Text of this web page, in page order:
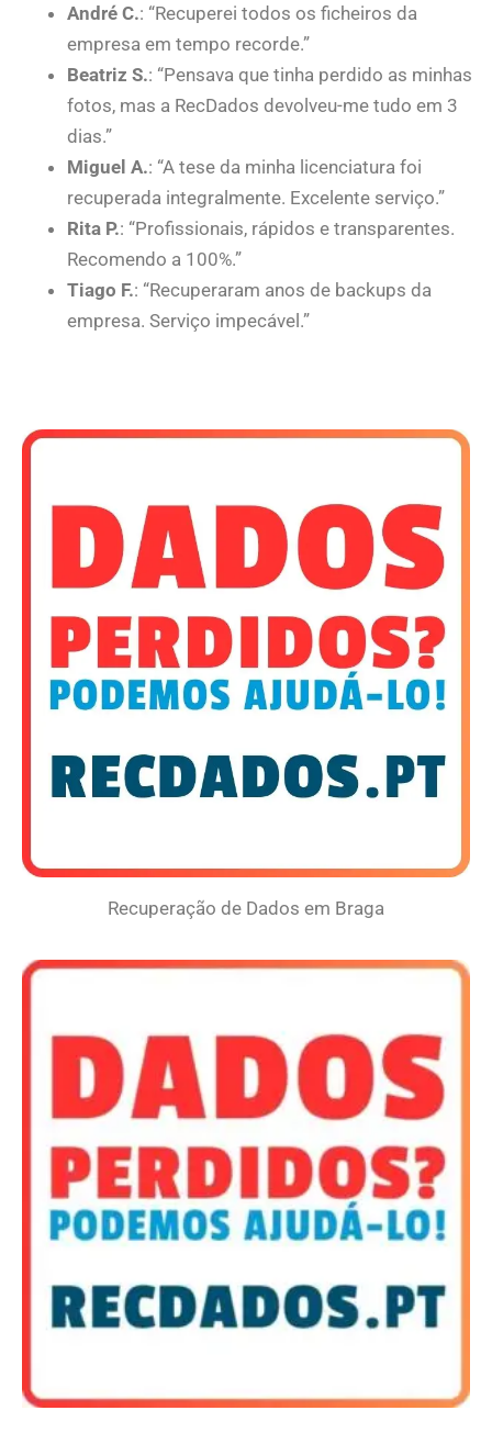
André C.: “Recuperei todos os ficheiros da
empresa em tempo recorde.”
Beatriz S.: “Pensava que tinha perdido as minhas
fotos, mas a RecDados devolveu-me tudo em 3
dias.”
Miguel A.: “A tese da minha licenciatura foi
recuperada integralmente. Excelente serviço.”
Rita P.: “Profissionais, rápidos e transparentes.
Recomendo a 100%.”
Tiago F.: “Recuperaram anos de backups da
empresa. Serviço impecável.”
Recuperação de Dados em Braga